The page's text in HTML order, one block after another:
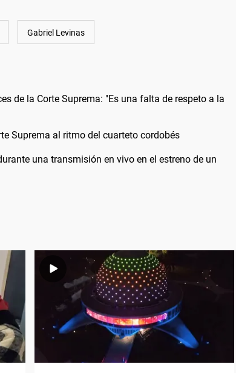
Gabriel Levinas
de la Corte Suprema: "Es una falta de respeto a la
Suprema al ritmo del cuarteto cordobés
una transmisión en vivo en el estreno de un